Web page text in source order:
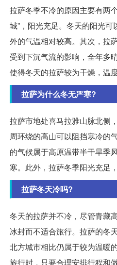
拉萨冬季不冷的原因主要有两
城”，阳光充足。冬天的阳光
外的气温相对较高。其次，拉
受到下沉气流的影响，全年多
使得冬天的拉萨较为干燥，温度
拉萨为什么冬无严寒?
拉萨市地处喜马拉雅山脉北侧
周环绕的高山可以阻挡寒冷的
的气候属于高原温带半干旱季
寒。此外，拉萨冬季阳光充足
拉萨冬天冷吗?
冬天的拉萨并不冷，尽管青藏
冰封而不适合旅行。拉萨的冬
北方城市相比仍属于较为温暖
旅行时，只要合理安排行程和